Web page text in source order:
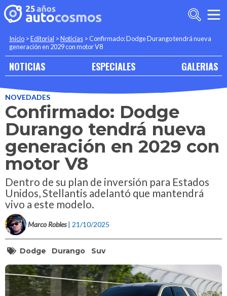
Inicio >Editorial >Noticias >Confirmado: Dodge Durango tendrá nueva
generación en 2029 con motor V8
NOTICIAS ESPECIALES GALERIAS
NOVEDADES
Confirmado: Dodge
Durango tendrá nueva
generación en 2029 con
motor V8
Dentro de su plan de inversión para Estados
Unidos, Stellantis adelantó que mantendrá
vivo a este modelo.
Marco Robles | 21/10/2025
Dodge Durango Suv